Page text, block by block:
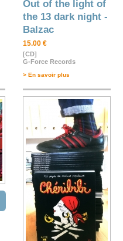
Out of the light of
the 13 dark night -
Balzac
15.00 €
[CD]
G-Force Records
> En savoir plus